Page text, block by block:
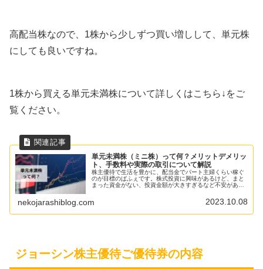
高配当株なので、1株から少しずつ買い増しして、単元株
にしても良いですね。
1株から買える単元未満株について詳しくはこちら↓をご
覧ください。
単元未満株（ミニ株）って何？メリットデメリッ
ト、手数料や実際の取引について解説
株主優待で生活を豊かに、配当金でパート主婦くらい稼ぐ
のが目標のぱふぇです。株式投資に興味があるけど、まと
まった資金がない、投資金額が大きすぎるなど不安があり
nekojarashiblog.com 2023.10.08
ジョーシン株主優待ご優待券の内容